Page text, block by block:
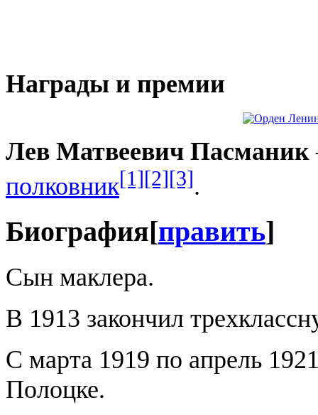
Награды и премии
Лев Матвеевич Пасманик
полковник[1][2][3].
Биография[править]
Сын маклера.
В 1913 закончил
С марта 1919 по апрель
Полоцке.